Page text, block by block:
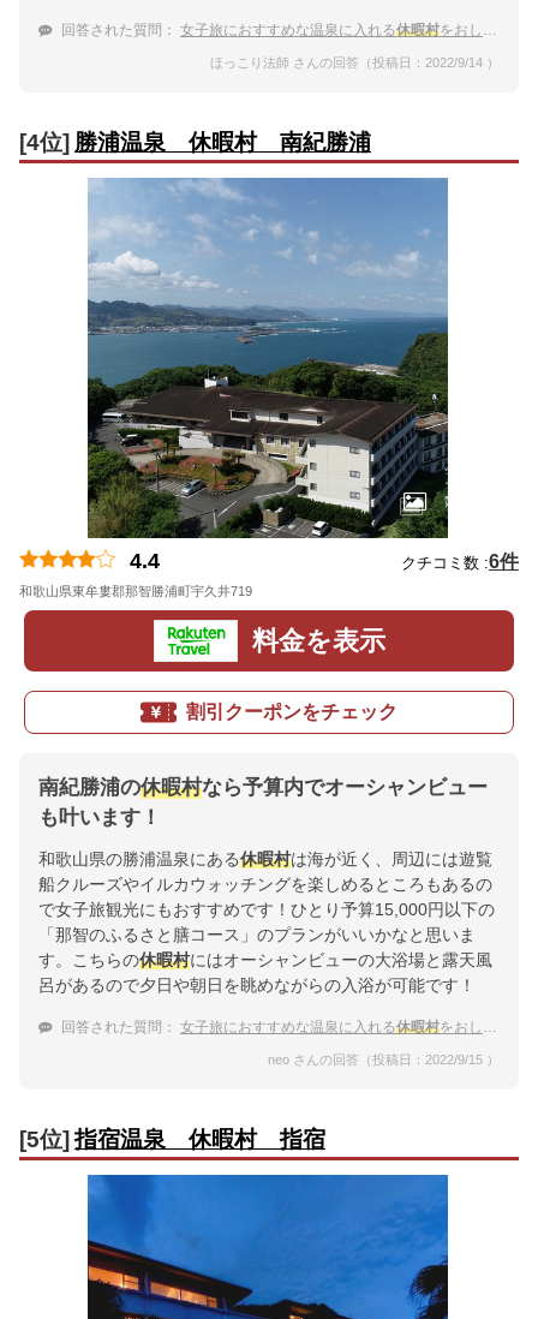
回答された質問： 女子旅におすすめな温泉に入れる休暇村をおしえて！
ほっこり法師 さんの回答（投稿日：2022/9/14 ）
[4位] 勝浦温泉 休暇村 南紀勝浦
4.4 クチコミ数 :6件
和歌山県東牟婁郡那智勝浦町宇久井719
料金を表示
割引クーポンをチェック
南紀勝浦の休暇村なら予算内でオーシャンビュー
も叶います！
和歌山県の勝浦温泉にある休暇村は海が近く、周辺には遊覧
船クルーズやイルカウォッチングを楽しめるところもあるの
で女子旅観光にもおすすめです！ひとり予算15,000円以下の
「那智のふるさと膳コース」のプランがいいかなと思いま
す。こちらの休暇村にはオーシャンビューの大浴場と露天風
呂があるので夕日や朝日を眺めながらの入浴が可能です！
回答された質問： 女子旅におすすめな温泉に入れる休暇村をおしえて！
neo さんの回答（投稿日：2022/9/15 ）
[5位]指宿温泉 休暇村 指宿